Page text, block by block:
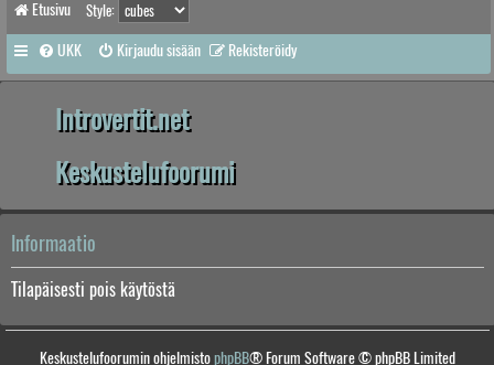
Etusivu Style:
UKK Kirjaudu sisään Rekisteröidy
Introvertit.net
Keskustelufoorumi
Informaatio
Tilapäisesti pois käytöstä
Keskustelufoorumin ohjelmistophpBB® Forum Software © phpBB Limited